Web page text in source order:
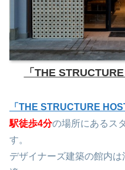
「THE
「THE STRUCTURE
駅徒歩4分の場所にあるス
す。
デザイナーズ建築の館内は